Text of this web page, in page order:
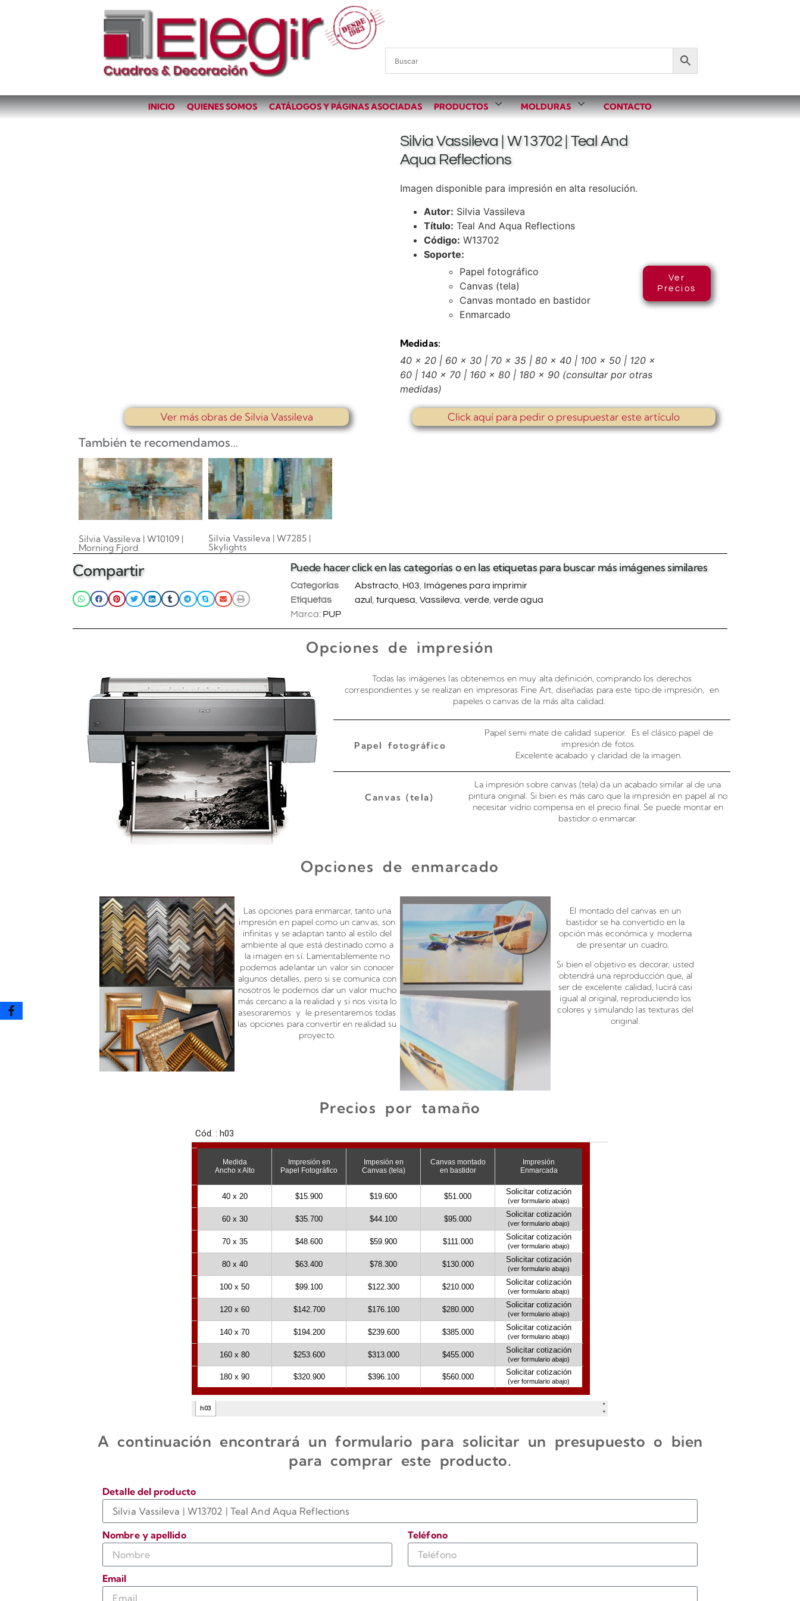
INICIO QUIENES SOMOS CATÁLOGOS Y PÁGINAS ASOCIADAS PRODUCTOS MOLDURAS CONTACTO
Silvia Vassileva | W13702 | Teal And
Aqua Reflections
Imagen disponible para impresión en alta resolución.
Autor: Silvia Vassileva
Título: Teal And Aqua Reflections
Código: W13702
Soporte:
Papel fotográfico
Canvas (tela)
Canvas montado en bastidor
Enmarcado
Medidas:
40 x 20 | 60 x 30 | 70 x 35 | 80 x 40 | 100 x 50 | 120 x
60 | 140 x 70 | 160 x 80 | 180 x 90 (consultar por otras
medidas)
Ver
Precios
Ver más obras de Silvia Vassileva Click aquí para pedir o presupuestar este artículo
También te recomendamos…
Silvia Vassileva | W10109 |
Morning Fjord
Añadir al carrito
Silvia Vassileva | W7285 |
Skylights
Añadir al carrito
Compartir Puede hacer click en las categorías o en las etiquetas para buscar más imágenes similares
Categorías Abstracto, H03 Imágenes para imprimir
Etiquetas
azul turquesa Vassileva verde, verde agua
Marca: PUP
Opciones de impresión
Todas las imágenes las obtenemos en muy alta definición, comprando los derechos
correspondientes y se realizan en impresoras Fine Art, diseñadas para este tipo de impresión, en
papeles o canvas de la más alta calidad.
Papel fotográfico
Papel semi mate de calidad superior. Es el clásico papel de
impresión de fotos.
Excelente acabado y claridad de la imagen.
Canvas (tela)
La impresión sobre canvas (tela) da un acabado similar al de una
pintura original. Si bien es más caro que la impresión en papel al no
necesitar vidrio compensa en el precio final. Se puede montar en
bastidor o enmarcar.
Opciones de enmarcado
Las opciones para enmarcar, tanto una
impresión en papel como un canvas, son
infinitas y se adaptan tanto al estilo del
ambiente al que está destinado como a
la imagen en sí. Lamentablemente no
podemos adelantar un valor sin conocer
algunos detalles, pero si se comunica con
nosotros le podemos dar un valor mucho
más cercano a la realidad y si nos visita lo
asesoraremos y le presentaremos todas
las opciones para convertir en realidad su
proyecto.
El montado del canvas en un
bastidor se ha convertido en la
opción más económica y moderna
de presentar un cuadro.
Si bien el objetivo es decorar, usted
obtendrá una reproducción que, al
ser de excelente calidad, lucirá casi
igual al original, reproduciendo los
colores y simulando las texturas del
original.
Precios por tamaño
A continuación encontrará un formulario para solicitar un presupuesto o bien
para comprar este producto.
Detalle del producto
Nombre y apellido Teléfono
Email